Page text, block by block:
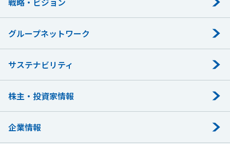
グループネットワーク
サステナビリティ
株主・投資家情報
企業情報